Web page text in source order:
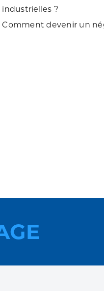
industrielles ?
Comment devenir un